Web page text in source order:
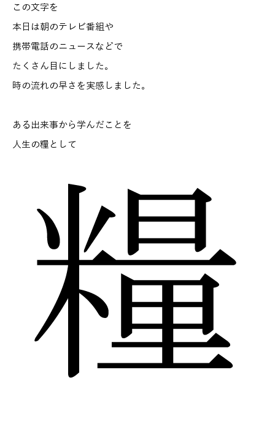
この文字を
本日は朝のテレビ番組や
携帯電話のニュースなどで
たくさん目にしました。
時の流れの早さを実感しました。
ある出来事から学んだことを
人生の糧として